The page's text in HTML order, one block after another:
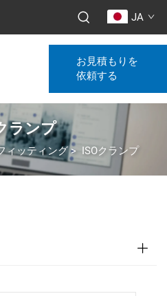
JA
お見積もりを
依頼する
ランプ
ィッティング> ISOクランプ